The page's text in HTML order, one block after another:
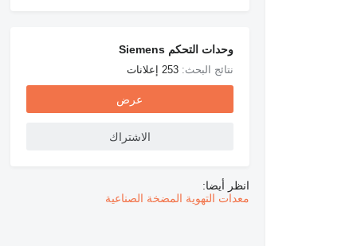
طلب الحصول على صور
إضافية
وحدات التحكم Siemens
نتائج البحث:253 إعلانات
عرض
الاشتراك
انظر أيضا:
معدات التهوية المضخة الصناعية